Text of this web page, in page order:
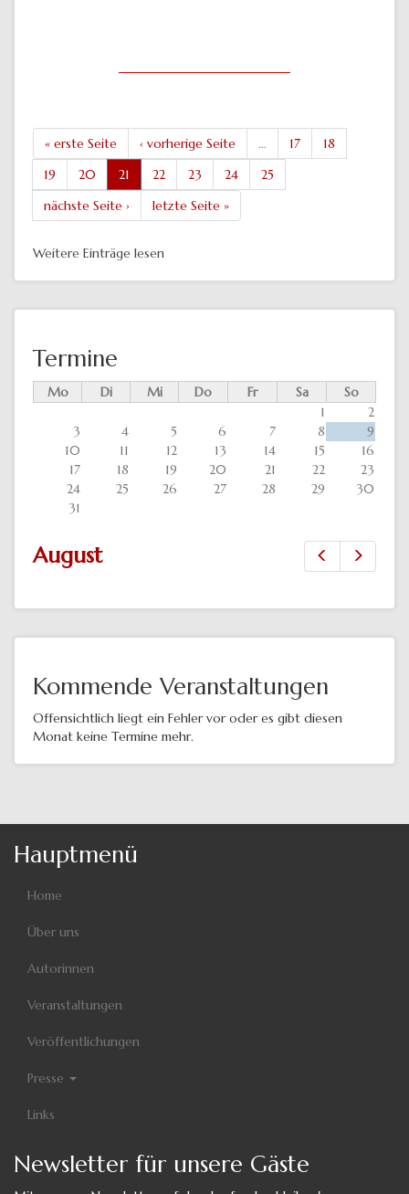
« erste Seite ‹ vorherige Seite … 17
18
19
20 21 22 23 24
25
nächste Seite ›
letzte Seite »
Weitere Einträge lesen
Termine
Mo Di Mi Do Fr Sa
So
1
2
3
4 5 6 7 8
9
10
11 12 13 14 15
16
17
18 19 20 21 22
23
24
25 26 27 28 29
30
31
Zurück
August
Kommende Veranstaltungen
Offensichtlich liegt ein Fehler vor oder es gibt diesen
Monat keine Termine mehr.
Hauptmenü
Home
Über uns
Autorinnen
Veranstaltungen
Veröffentlichungen
Presse
Links
Newsletter für unsere Gäste